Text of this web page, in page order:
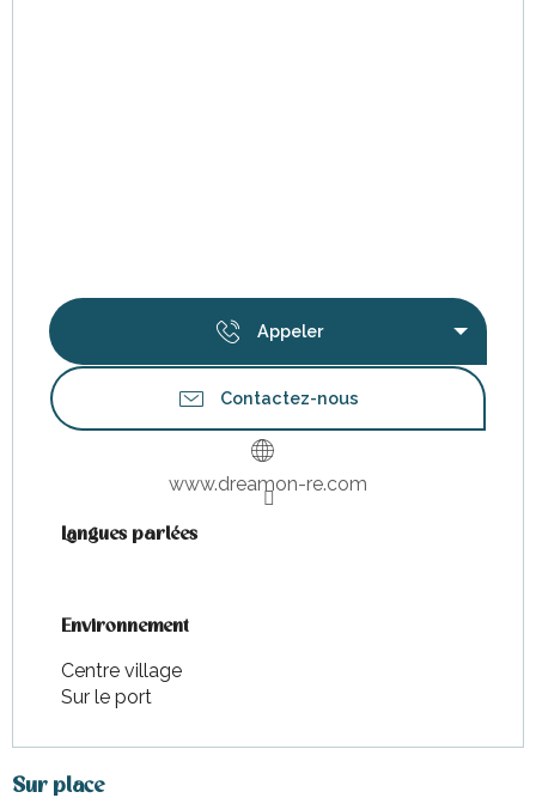
Appeler
Contactez-nous
www.dreamon-re.com
Langues parlées
Langues parlées
Environnement
Environnement
Centre village
Sur le port
Sur place